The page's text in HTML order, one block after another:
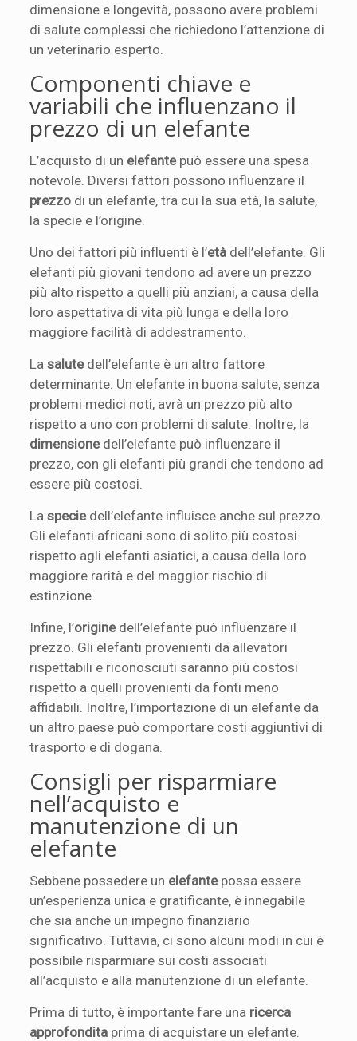
dimensione e longevità, possono avere problemi
di salute complessi che richiedono l’attenzione di
un veterinario esperto.
Componenti chiave e
variabili che influenzano il
prezzo di un elefante
L’acquisto di un elefantepuò essere una spesa
notevole. Diversi fattori possono influenzare il
prezzo di un elefante, tra cui la sua età, la salute,
la specie e l’origine.
Uno dei fattori più influenti è l’età dell’elefante. Gli
elefanti più giovani tendono ad avere un prezzo
più alto rispetto a quelli più anziani, a causa della
loro aspettativa di vita più lunga e della loro
maggiore facilità di addestramento.
Lasalutedell’elefante è un altro fattore
determinante. Un elefante in buona salute, senza
problemi medici noti, avrà un prezzo più alto
rispetto a uno con problemi di salute. Inoltre, la
dimensionedell’elefante può influenzare il
prezzo, con gli elefanti più grandi che tendono ad
essere più costosi.
Laspeciedell’elefante influisce anche sul prezzo.
Gli elefanti africani sono di solito più costosi
rispetto agli elefanti asiatici, a causa della loro
maggiore rarità e del maggior rischio di
estinzione.
Infine, l’originedell’elefante può influenzare il
prezzo. Gli elefanti provenienti da allevatori
rispettabili e riconosciuti saranno più costosi
rispetto a quelli provenienti da fonti meno
affidabili. Inoltre, l’importazione di un elefante da
un altro paese può comportare costi aggiuntivi di
trasporto e di dogana.
Consigli per risparmiare
nell’acquisto e
manutenzione di un
elefante
Sebbene possedere un elefantepossa essere
un’esperienza unica e gratificante, è innegabile
che sia anche un impegno finanziario
significativo. Tuttavia, ci sono alcuni modi in cui è
possibile risparmiare sui costi associati
all’acquisto e alla manutenzione di un elefante.
Prima di tutto, è importante fare una ricerca
approfondita prima di acquistare un elefante.